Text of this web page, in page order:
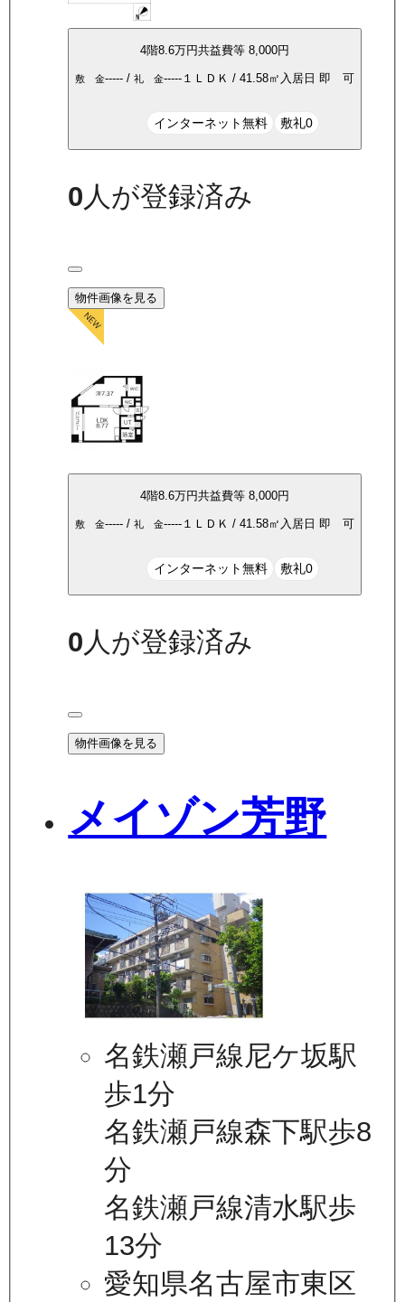
4階8.6万円共益費等8,000円
敷 金----- /礼 金----- １ＬＤＫ /41.58㎡ 入居日 即 可
インターネット無料 敷礼0
0 人が登録済み
物件画像を見る
4階8.6万円共益費等8,000円
敷 金----- /礼 金----- １ＬＤＫ /41.58㎡ 入居日 即 可
インターネット無料 敷礼0
0人が登録済み
物件画像を見る
メイゾン芳野
名鉄瀬戸線尼ケ坂駅
歩1分
名鉄瀬戸線森下駅歩8
分
名鉄瀬戸線清水駅歩
13分
愛知県名古屋市東区